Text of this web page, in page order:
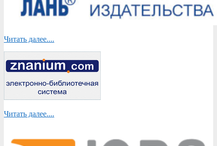
Читать далее....
Читать далее....